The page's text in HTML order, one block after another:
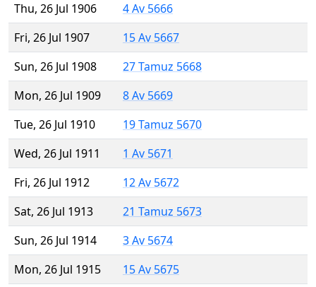
Thu, 26 Jul 1906
4 Av 5666
Fri, 26 Jul 1907
15 Av 5667
Sun, 26 Jul 1908
27 Tamuz 5668
Mon, 26 Jul 1909
8 Av 5669
Tue, 26 Jul 1910
19 Tamuz 5670
Wed, 26 Jul 1911
1 Av 5671
Fri, 26 Jul 1912
12 Av 5672
Sat, 26 Jul 1913
21 Tamuz 5673
Sun, 26 Jul 1914
3 Av 5674
Mon, 26 Jul 1915
15 Av 5675